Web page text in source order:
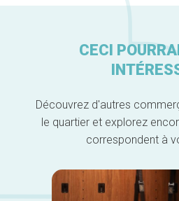
CECI
Découvrez d'autres
le quartier et explorez
correspondent à